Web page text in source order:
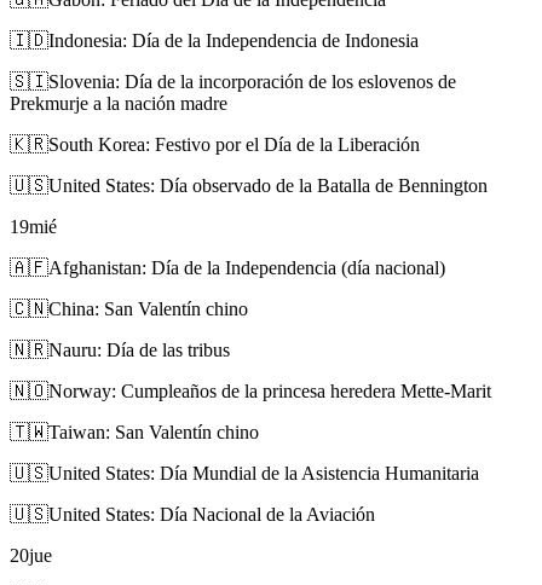
🇮🇩Indonesia: Día de la Independencia de Indonesia
🇸🇮Slovenia: Día de la incorporación de los eslovenos de
Prekmurje a la nación madre
🇰🇷South Korea: Festivo por el Día de la Liberación
🇺🇸United States: Día observado de la Batalla de Bennington
19mié
🇦🇫Afghanistan: Día de la Independencia (día nacional)
🇨🇳China: San Valentín chino
🇳🇷Nauru: Día de las tribus
🇳🇴Norway: Cumpleaños de la princesa heredera Mette-Marit
🇹🇼Taiwan: San Valentín chino
🇺🇸United States: Día Mundial de la Asistencia Humanitaria
🇺🇸United States: Día Nacional de la Aviación
20jue